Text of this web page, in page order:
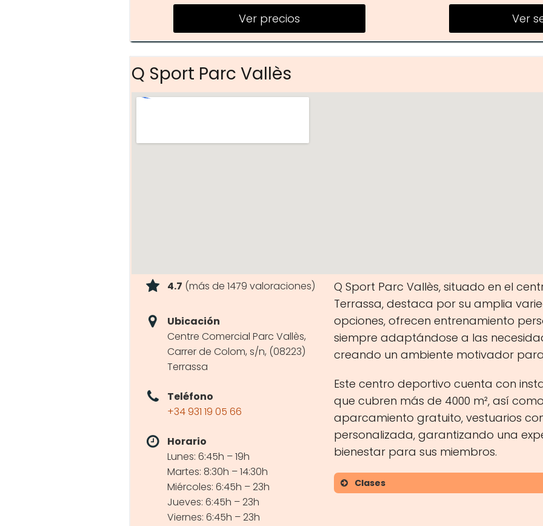
Pilates
Entrenamiento funcional
Ver precios Ver
Q Sport Parc Vallès
4.7 (más de 1479 valoraciones)
Ubicación
Centre Comercial Parc Vallès,
Carrer de Colom, s/n, (08223)
Terrassa
Teléfono
+34 931 19 05 66
Horario
Lunes: 6:45h – 19h
Martes: 8:30h – 14:30h
Miércoles: 6:45h – 23h
Jueves: 6:45h – 23h
Viernes: 6:45h – 23h
Q Sport Parc Vallès, situado en el
Terrassa, destaca por su amplia
opciones, ofrecen entrenamiento
siempre adaptándose a las
creando un ambiente motivador
Este centro deportivo cuenta con
que cubren más de 4000 m², así
aparcamiento gratuito, vestuarios
personalizada, garantizando una
bienestar para sus miembros.
Clases